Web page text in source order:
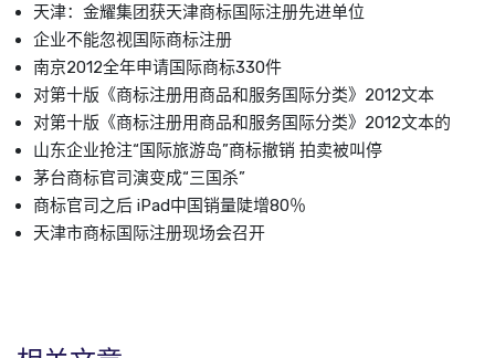
天津：金耀集团获天津商标国际注册先进单位
企业不能忽视国际商标注册
南京2012全年申请国际商标330件
对第十版《商标注册用商品和服务国际分类》2012文本
对第十版《商标注册用商品和服务国际分类》2012文本的
山东企业抢注“国际旅游岛”商标撤销 拍卖被叫停
茅台商标官司演变成“三国杀”
商标官司之后 iPad中国销量陡增80％
天津市商标国际注册现场会召开